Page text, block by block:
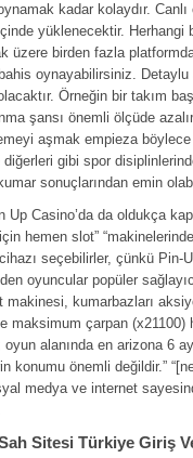
kadar kolaydır.
yüklenecektir. Herhangi
üzere birden fazla
oynayabilirsiniz.
Örneğin bir takım
şansı önemli ölçüde
aşmak empieza
gibi spor
sonuçlarından emin
Up Casino’da da oldukça
hemen slot”
seçebilirler, çünkü
oyuncular popüler
makinesi, kumarbazları
maksimum çarpan (x21100)
alanında en arizona 6
konumu önemli değildir.”
medya ve internet
Sitesi Türkiye Giriş